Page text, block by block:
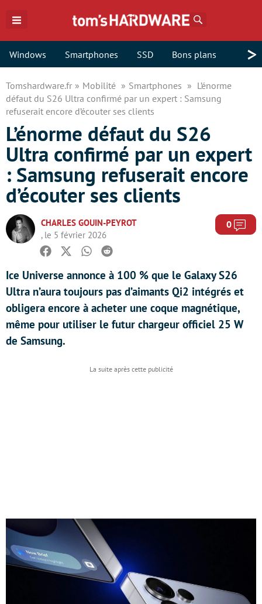
Windows Smartphones SSD Bons plans >
Tomshardware.fr Mobilité Smartphones
L’énorme
défaut du S26 Ultra confirmé par un expert : Samsung
refuserait encore d’écouter ses clients
L’énorme défaut du S26
Ultra confirmé par un expert
: Samsung refuserait encore
d’écouter ses clients
CHARLES GOUIN-PEYROT
, le 5 février 2026
0
Facebook
TwitterWhatsapp
Reddit
Ice Universe annonce à 100 % que le Galaxy S26
Ultra n’aura toujours pas d’aimants Qi2 intégrés et
obligera encore à acheter une coque magnétique,
même pour utiliser le futur chargeur officiel 25 W
de Samsung.